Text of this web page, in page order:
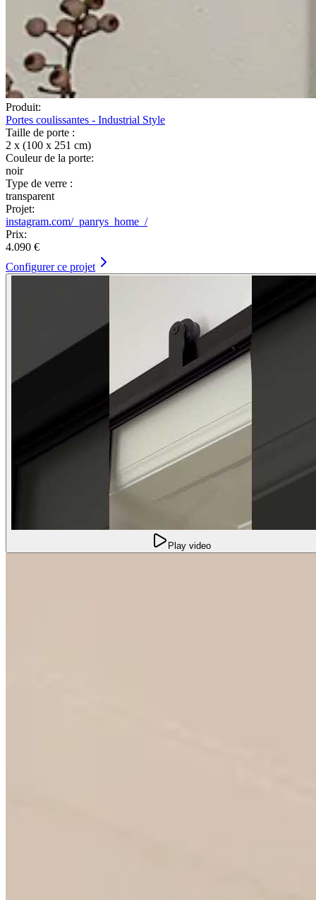
Produit:
Portes coulissantes - Industrial Style
Taille de porte :
2 x (100 x 251 cm)
Couleur de la porte:
noir
Type de verre :
transparent
Projet:
instagram.com/_panrys_home_/
Prix:
4.090 €
Configurer ce projet
Play video